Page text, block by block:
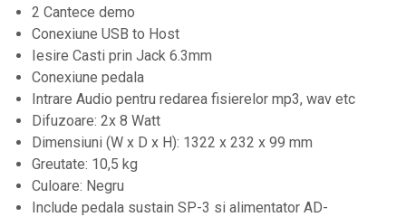
Genti pentru DJ
Mixere DJ
Platane DJ
Samplere si controllere
Stative si pupitre DJ
Cabluri si conectori
Cabluri adaptoare, cabluri Y
2 Cantece demo
Conexiune USB to Host
Iesire Casti prin Jack 6.3mm
Conexiune pedala
Intrare Audio pentru redarea fisierelor mp3, wav etc
Difuzoare: 2x 8 Watt
Dimensiuni (W x D x H): 1322 x 232 x 99 mm
Greutate: 10,5 kg
Culoare: Negru
Include pedala sustain SP-3 si alimentator AD-